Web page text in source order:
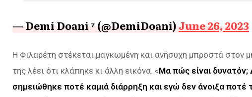
— Demi Doani ⁷ (@DemiDoani)June 26, 2023
Η Φιλαρέτη στέκεται μαγκωμένη και ανήσυχη μπροστά στον
της λέει ότι κλάπηκε κι άλλη εικόνα. «Μα πώς είναι
σημειώθηκε ποτέ καμιά διάρρηξη και εγώ δεν άνοιξα ποτέ